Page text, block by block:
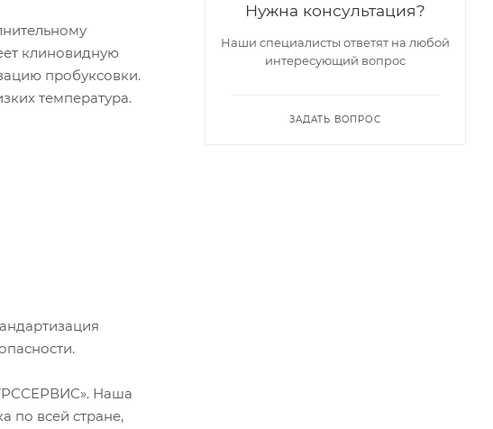
клиновидную
пробуксовки.
температура.
Наша
по всей стране,
Нужна консультация?
Наши специалисты ответят на любой
интересующий вопрос
ЗАДАТЬ ВОПРОС